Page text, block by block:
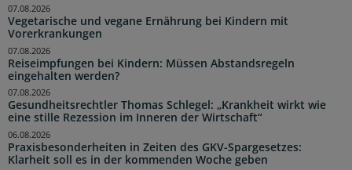
Vegetarische und vegane Ernährung bei Kindern mit
Vorerkrankungen
07.08.2026
Reiseimpfungen bei Kindern: Müssen Abstandsregeln
eingehalten werden?
07.08.2026
Gesundheitsrechtler Thomas Schlegel: „Krankheit wirkt wie
eine stille Rezession im Inneren der Wirtschaft“
07.08.2026
Praxisbesonderheiten in Zeiten des GKV-Spargesetzes:
Klarheit soll es in der kommenden Woche geben
06.08.2026